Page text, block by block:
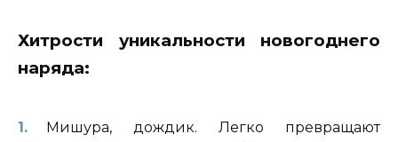
Хитрости уникальности новогоднего
наряда:
Мишура, дождик. Легко превращают